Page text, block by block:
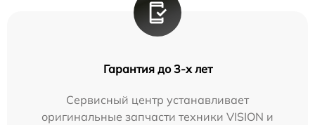
Гарантия до 3-х лет
Сервисный центр устанавливает
оригинальные запчасти техники VISION и